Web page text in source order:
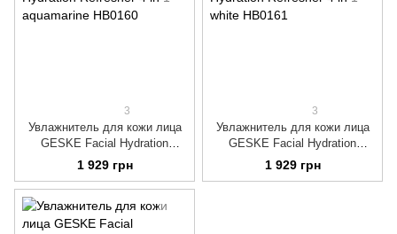
3
Увлажнитель для кожи лица
GESKE Facial Hydration
Refresher 4 in 1 aquamarine
1 929 грн
3
Увлажнитель для кожи лица
GESKE Facial Hydration
Refresher 4 in 1 white
1 929 грн